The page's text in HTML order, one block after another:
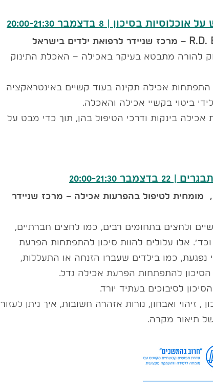
| 8 בדצמבר 20:00-21:30
R.D. – מרכז שניידר לרפואת ילדים בישראל
להורה מתבטא בעיקר באכילה – האכלת התינוק
אכילה תקינה בעוד קשיים באינטראקציה
ביטוי בקשיי אכילה והאכלה.
בינקות ודרכי הטיפול בהן, תוך כדי מבט על
21:30
,
מומחית לטיפול בהפרעות אכילה – מרכז שניידר
ולחצים בתחומים רבים, כמו לחצים חברתיים,
אלו עלולים להוות סיכון להתפתחות הפרעת
כמו בילדים שעברו הזנחה או התעללות,
להתפתחות הפרעת אכילה גדל.
לסיבוכים בעתיד יורד.
זיהוי ואבחון, נורות אזהרה חשובות, איך ניתן לעזור
של תיאור מקרה.